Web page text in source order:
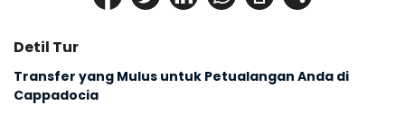
Detil Tur
Transfer yang Mulus untuk Petualangan Anda di
Cappadocia